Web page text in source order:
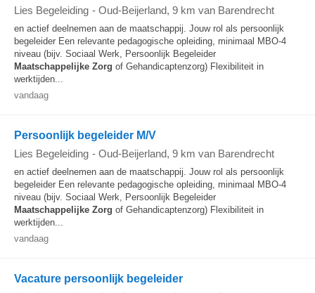
Lies Begeleiding - Oud-Beijerland, 9 km van Barendrecht
en actief deelnemen aan de maatschappij. Jouw rol als persoonlijk
begeleider Een relevante pedagogische opleiding, minimaal MBO-4
niveau (bijv. Sociaal Werk, Persoonlijk Begeleider
Maatschappelijke Zorg of Gehandicaptenzorg) Flexibiliteit in
werktijden...
vandaag
Persoonlijk begeleider M/V
Lies Begeleiding - Oud-Beijerland, 9 km van Barendrecht
en actief deelnemen aan de maatschappij. Jouw rol als persoonlijk
begeleider Een relevante pedagogische opleiding, minimaal MBO-4
niveau (bijv. Sociaal Werk, Persoonlijk Begeleider
Maatschappelijke Zorg of Gehandicaptenzorg) Flexibiliteit in
werktijden...
vandaag
Vacature persoonlijk begeleider